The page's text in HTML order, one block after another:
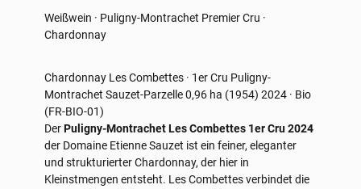
Weißwein · Puligny-Montrachet Premier Cru ·
Chardonnay
Chardonnay Les Combettes · 1er Cru Puligny-
Montrachet Sauzet-Parzelle 0,96 ha (1954) 2024 · Bio
(FR-BIO-01)
DerPuligny-Montrachet Les Combettes 1er Cru 2024
der Domaine Etienne Sauzet ist ein feiner, eleganter
und strukturierter Chardonnay, der hier in
Kleinstmengen entsteht. Les Combettes verbindet die